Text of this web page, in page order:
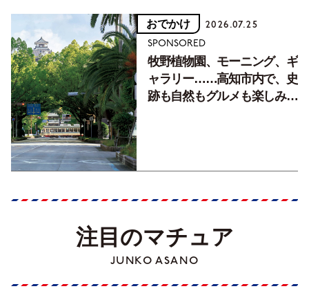
おでかけ 2026.07.25
SPONSORED
牧野植物園、モーニング、ギ
ャラリー……高知市内で、史
跡も自然もグルメも楽しみ尽
注目のマチュア
JUNKO ASANO